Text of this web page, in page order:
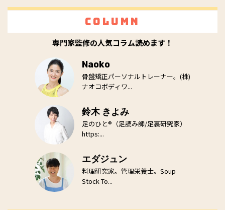
Column
専門家監修の人気コラム読めます！
Naoko
骨盤矯正パーソナルトレーナー。(株)
ナオコボディワ...
鈴木 きよみ
足のひと®（足読み師/足裏研究家）
https:...
エダジュン
料理研究家。管理栄養士。Soup
Stock To...